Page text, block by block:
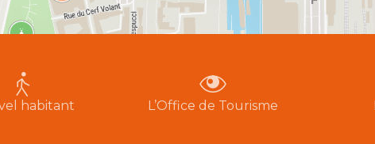
habitant L’Office de Tourisme